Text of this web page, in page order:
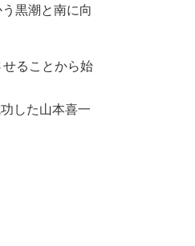
黒潮と南に向
ることから始
した山本喜一